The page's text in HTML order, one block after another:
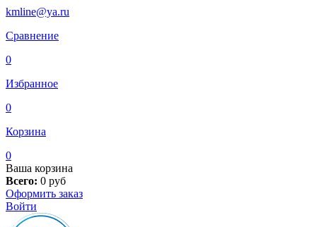
kmline@ya.ru
Сравнение
0
Избранное
0
Корзина
0
Ваша корзина
Всего: 0 руб
Оформить заказ
Войти